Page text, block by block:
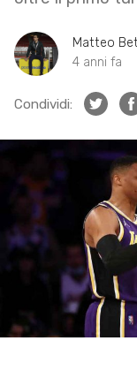
Matteo
4 anni fa
Condividi: